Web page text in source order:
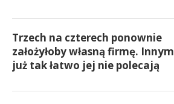
Trzech na czterech ponownie
założyłoby własną firmę. Innym
już tak łatwo jej nie polecają